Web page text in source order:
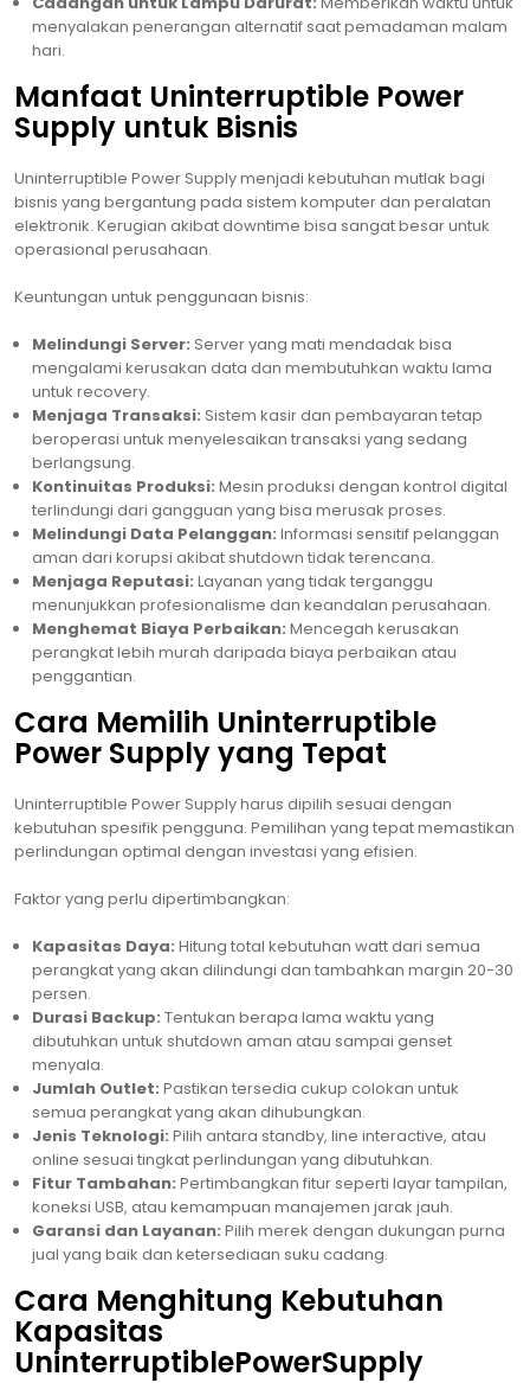
menyalakan penerangan alternatif saat pemadaman malam
hari.
Manfaat Uninterruptible Power
Supply untuk Bisnis
Uninterruptible Power Supply menjadi kebutuhan mutlak bagi
bisnis yang bergantung pada sistem komputer dan peralatan
elektronik. Kerugian akibat downtime bisa sangat besar untuk
operasional perusahaan.
Keuntungan untuk penggunaan bisnis:
Melindungi Server: Server yang mati mendadak bisa
mengalami kerusakan data dan membutuhkan waktu lama
untuk recovery.
Menjaga Transaksi: Sistem kasir dan pembayaran tetap
beroperasi untuk menyelesaikan transaksi yang sedang
berlangsung.
Kontinuitas Produksi: Mesin produksi dengan kontrol digital
terlindungi dari gangguan yang bisa merusak proses.
Melindungi Data Pelanggan: Informasi sensitif pelanggan
aman dari korupsi akibat shutdown tidak terencana.
Menjaga Reputasi: Layanan yang tidak terganggu
menunjukkan profesionalisme dan keandalan perusahaan.
Menghemat Biaya Perbaikan: Mencegah kerusakan
perangkat lebih murah daripada biaya perbaikan atau
penggantian.
Cara Memilih Uninterruptible
Power Supply yang Tepat
Uninterruptible Power Supply harus dipilih sesuai dengan
kebutuhan spesifik pengguna. Pemilihan yang tepat memastikan
perlindungan optimal dengan investasi yang efisien.
Faktor yang perlu dipertimbangkan:
Kapasitas Daya: Hitung total kebutuhan watt dari semua
perangkat yang akan dilindungi dan tambahkan margin 20-30
persen.
Durasi Backup: Tentukan berapa lama waktu yang
dibutuhkan untuk shutdown aman atau sampai genset
menyala.
Jumlah Outlet: Pastikan tersedia cukup colokan untuk
semua perangkat yang akan dihubungkan.
Jenis Teknologi: Pilih antara standby, line interactive, atau
online sesuai tingkat perlindungan yang dibutuhkan.
Fitur Tambahan: Pertimbangkan fitur seperti layar tampilan,
koneksi USB, atau kemampuan manajemen jarak jauh.
Garansi dan Layanan: Pilih merek dengan dukungan purna
jual yang baik dan ketersediaan suku cadang.
Cara Menghitung Kebutuhan
Kapasitas
UninterruptiblePowerSupply